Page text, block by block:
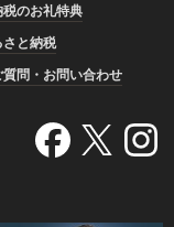
のお礼特典
さと納税
質問・お問い合わせ